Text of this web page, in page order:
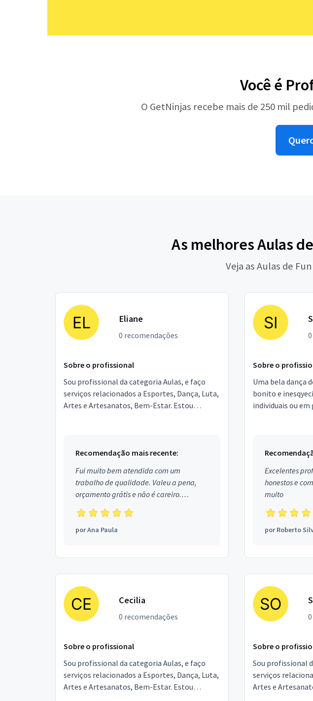
Você é
O GetNinjas recebe mais de 250 mil
As melhores Aulas
Veja as Aulas de
Eliane
0 recomendações
Sobre o profissional
Sou profissional da categoria Aulas, e faço
serviços relacionados a Esportes, Dança, Luta,
Artes e Artesanatos, Bem-Estar. Estou
Recomendação mais recente:
Fui muito bem atendida com um
trabalho de qualidade. Valeu a pena,
orçamento grátis e não é careiro.
Obrigada!
porAna Paula
Sobre o
Uma bela dança
bonito e
individuais ou
Excelentes
honestos e
muito
porRoberto
Cecilia
0 recomendações
Sobre o profissional
Sou profissional da categoria Aulas, e faço
serviços relacionados a Esportes, Dança, Luta,
Artes e Artesanatos, Bem-Estar. Estou
Sobre o
Sou profissional
serviços
Artes e